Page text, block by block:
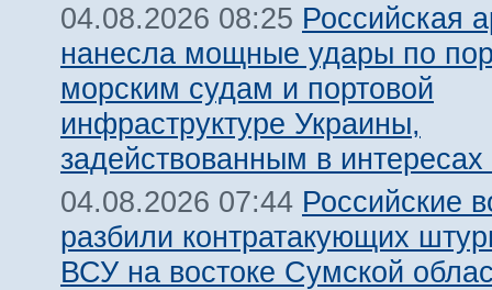
04.08.2026 08:25 Российская
нанесла мощные удары по
морским судам и портовой
инфраструктуре Украины,
задействованным в
04.08.2026 07:44 Российские
разбили контратакующих
ВСУ на востоке Сумской